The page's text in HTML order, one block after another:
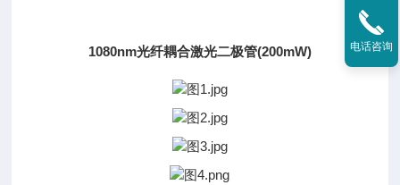
1080nm光纤耦合激光二极管(200mW) 电话咨询